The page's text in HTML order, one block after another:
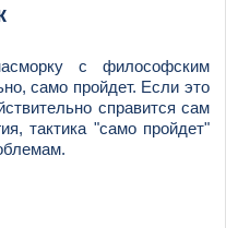
с философским
само пройдет. Если это
справится сам
тактика "само пройдет"